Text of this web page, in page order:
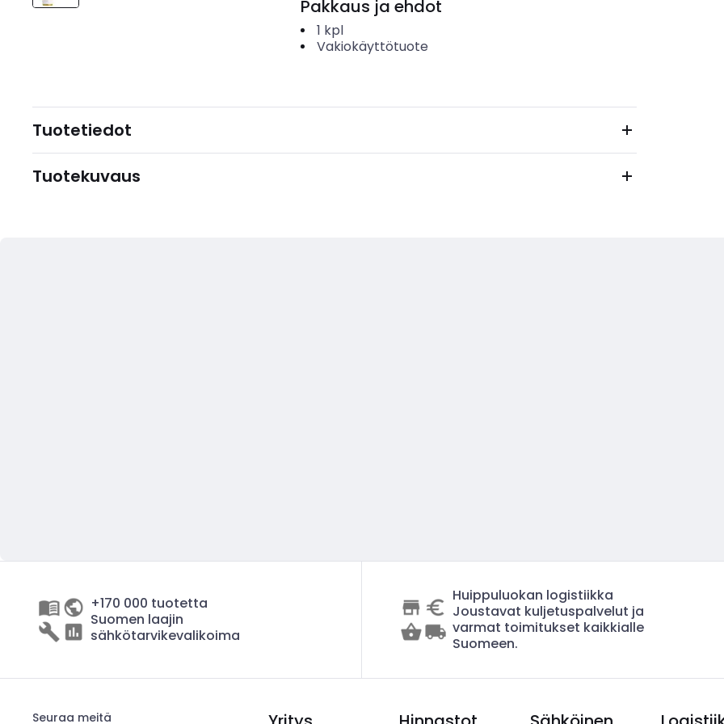
Pakkaus ja ehdot
1 kpl
Vakiokäyttötuote
Tuotetiedot
Tuotekuvaus
+170 000 tuotetta
Suomen laajin
sähkötarvikevalikoima
Huippuluokan logistiikka
Joustavat kuljetuspalvelut ja
varmat toimitukset kaikkialle
Suomeen.
Seuraa meitä